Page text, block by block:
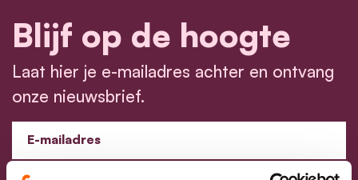
Blijf op de hoogte
Laat hier je e-mailadres achter en ontvang
onze nieuwsbrief.
E-mailadres